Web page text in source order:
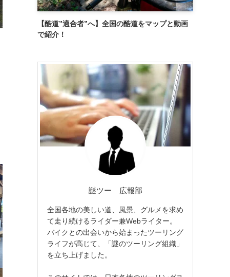
【酷道”適合者”へ】全国の酷道をマップと動画
で紹介！
謎ツー 広報部
全国各地の美しい道、風景、グルメを求め
て走り続けるライダー兼Webライター。
バイクとの出会いから始まったツーリング
ライフが高じて、「謎のツーリング組織」
を立ち上げました。